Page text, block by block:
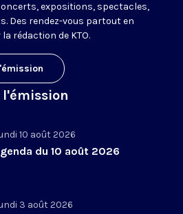
expositions, spectacles,
Des rendez-vous partout en
rédaction de KTO.
10 août 2026
du 10 août 2026
3 août 2026